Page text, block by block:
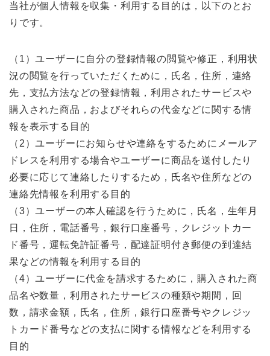
当社が個人情報を収集・利用する目的は，以下のとお
りです。
（1）ユーザーに自分の登録情報の閲覧や修正，利用状
況の閲覧を行っていただくために，氏名，住所，連絡
先，支払方法などの登録情報，利用されたサービスや
購入された商品，およびそれらの代金などに関する情
報を表示する目的
（2）ユーザーにお知らせや連絡をするためにメールア
ドレスを利用する場合やユーザーに商品を送付したり
必要に応じて連絡したりするため，氏名や住所などの
連絡先情報を利用する目的
（3）ユーザーの本人確認を行うために，氏名，生年月
日，住所，電話番号，銀行口座番号，クレジットカー
ド番号，運転免許証番号，配達証明付き郵便の到達結
果などの情報を利用する目的
（4）ユーザーに代金を請求するために，購入された商
品名や数量，利用されたサービスの種類や期間，回
数，請求金額，氏名，住所，銀行口座番号やクレジッ
トカード番号などの支払に関する情報などを利用する
目的